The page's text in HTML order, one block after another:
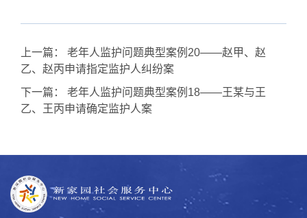
上一篇：
老年人监护问题典型案例20——赵甲、赵
乙、赵丙申请指定监护人纠纷案
下一篇：
老年人监护问题典型案例18——王某与王
乙、王丙申请确定监护人案